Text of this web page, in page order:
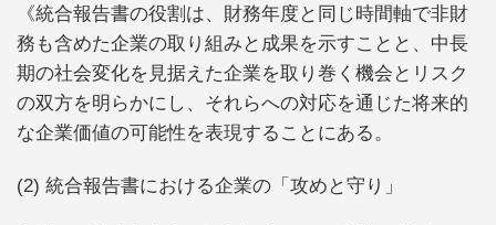
《統合報告書の役割は、財務年度と同じ時間軸で非財
務も含めた企業の取り組みと成果を示すことと、中長
期の社会変化を見据えた企業を取り巻く機会とリスク
の双方を明らかにし、それらへの対応を通じた将来的
な企業価値の可能性を表現することにある。
(2) 統合報告書における企業の「攻めと守り」